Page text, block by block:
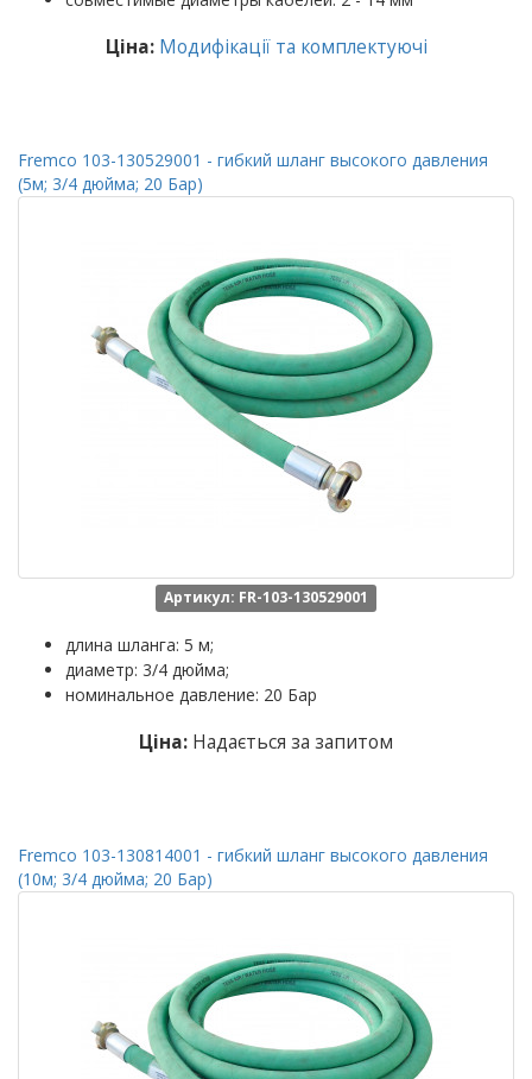
Ціна: Модифікації та комплектуючі
Fremco 103-130529001 - гибкий шланг высокого давления
(5м; 3/4 дюйма; 20 Бар)
Артикул: FR-103-130529001
длина шланга: 5 м;
диаметр: 3/4 дюйма;
номинальное давление: 20 Бар
Ціна: Надається за запитом
Fremco 103-130814001 - гибкий шланг высокого давления
(10м; 3/4 дюйма; 20 Бар)